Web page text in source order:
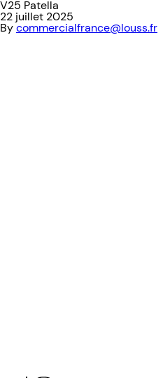
V25 Patella
22 juillet 2025
Bycommercialfrance@louss.fr